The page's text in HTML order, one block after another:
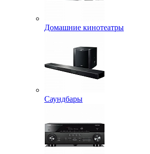
Домашние кинотеатры
Саундбары